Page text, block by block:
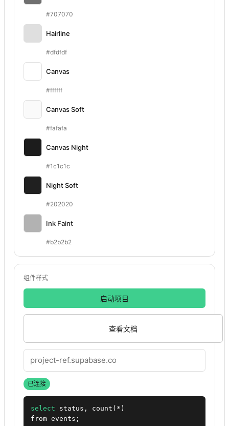
#707070
Hairline
#dfdfdf
Canvas
#ffffff
Canvas Soft
#fafafa
Canvas Night
#1c1c1c
Night Soft
#202020
Ink Faint
#b2b2b2
组件样式
启动项目
查看文档
project-ref.supabase.co
已连接
select status, count(*)
from events;